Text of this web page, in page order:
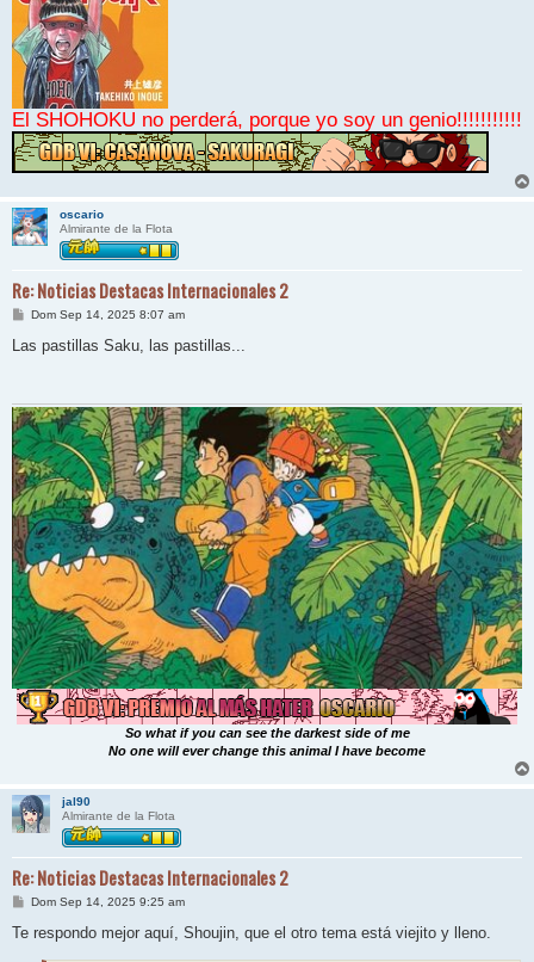
El SHOHOKU no perderá, porque yo soy un genio!!!!!!!!!!!
oscario
Almirante de la Flota
Re: Noticias Destacas Internacionales 2
M
n
Dom Sep 14, 2025 8:07 am
Las pastillas Saku, las pastillas...
So what if you can see the darkest side of me
No one will ever change this animal I have become
jal90
Almirante de la Flota
Re: Noticias Destacas Internacionales 2
M
n
Dom Sep 14, 2025 9:25 am
Te respondo mejor aquí, Shoujin, que el otro tema está viejito y lleno.